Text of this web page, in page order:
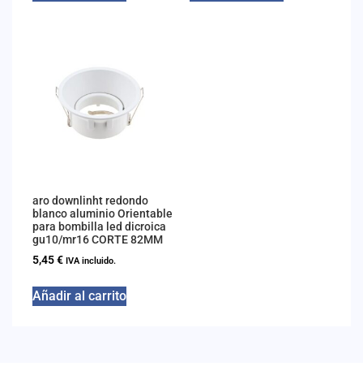
aro downlinht redondo
blanco aluminio Orientable
para bombilla led dicroica
gu10/mr16 CORTE 82MM
5,45€ IVA incluido.
Añadir al carrito